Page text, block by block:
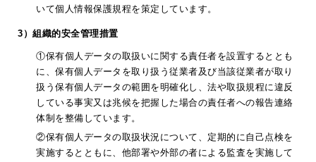
いて個人情報保護規程を策定しています。
3）組織的安全管理措置
①保有個人データの取扱いに関する責任者を設置するととも
に、保有個人データを取り扱う従業者及び当該従業者が取り
扱う保有個人データの範囲を明確化し、法や取扱規程に違反
している事実又は兆候を把握した場合の責任者への報告連絡
体制を整備しています。
②保有個人データの取扱状況について、定期的に自己点検を
実施するとともに、他部署や外部の者による監査を実施して